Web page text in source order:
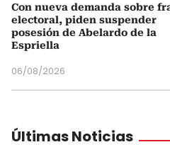
Con nueva demanda sobre
electoral, piden suspender
posesión de Abelardo de la
Espriella
06/08/2026
Últimas Noticias